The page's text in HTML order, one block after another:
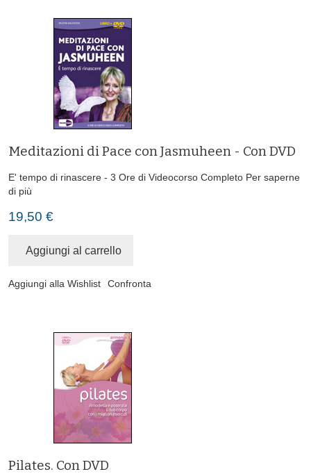
Meditazioni di Pace con Jasmuheen - Con DVD
E' tempo di rinascere - 3 Ore di Videocorso Completo Per saperne
di più
19,50 €
Aggiungi al carrello
Aggiungi alla Wishlist Confronta
Pilates. Con DVD